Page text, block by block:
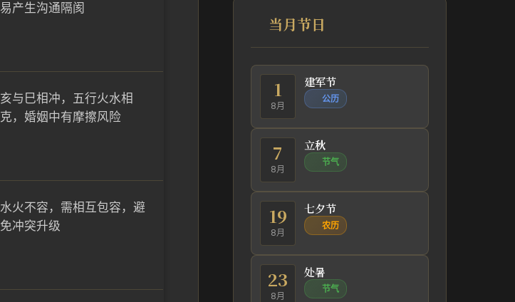
易产生沟通隔阂
亥与巳相冲，五行火水相
克，婚姻中有摩擦风险
水火不容，需相互包容，避
免冲突升级
当月节日
1
8月
建军节
公历
7
8月
立秋
节气
19
8月
七夕节
农历
23
8月
处暑
节气